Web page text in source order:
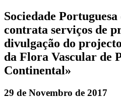
Sociedade
contrata serviços de
divulgação do
da Flora Vascular de
Continental»
29 de Novembro de 2017